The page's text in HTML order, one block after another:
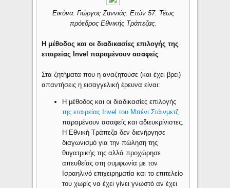
Εικόνα: Γιώργος Ζαννιάς. Ετών 57. Τέως
πρόεδρος Εθνικής Τράπεζας.
Η μέθοδος και οι διαδικασίες επιλογής της
εταιρείας Invel παραμένουν ασαφείς
Στα ζητήματα που η αναζητούσε (και έχει βρει)
απαντήσεις η εισαγγελική έρευνα είναι:
Η μέθοδος και οι διαδικασίες επιλογής
της εταιρείας Invel του Μπένι Στάινμετζ
παραμένουν ασαφείς και αδιευκρίνιστες.
Η Εθνική Τράπεζα δεν διενήργησε
διαγωνισμό για την πώληση της
θυγατρικής της αλλά προχώρησε
απευθείας στη συμφωνία με τον
Ισραηλινό επιχειρηματία και το επιτελείο
του χωρίς να έχει γίνει γνωστό αν έχει